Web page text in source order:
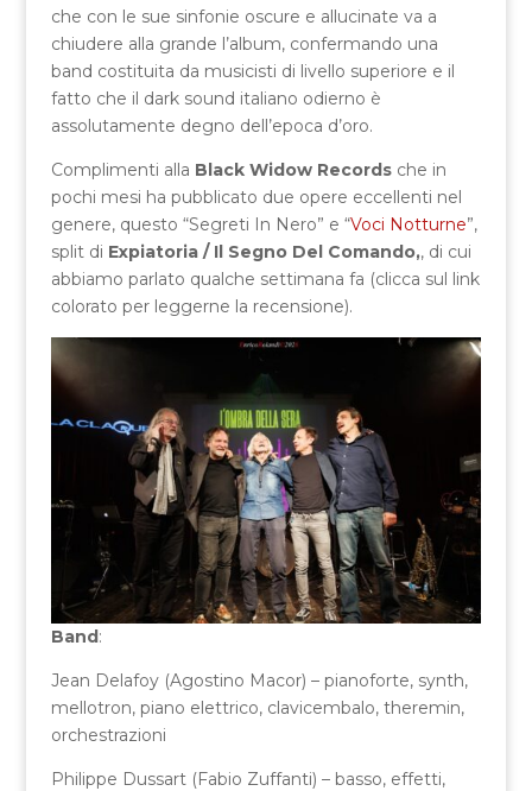
che con le sue sinfonie oscure e allucinate va a
chiudere alla grande l’album, confermando una
band costituita da musicisti di livello superiore e il
fatto che il dark sound italiano odierno è
assolutamente degno dell’epoca d’oro.
Complimenti alla Black Widow Recordsche in
pochi mesi ha pubblicato due opere eccellenti nel
genere, questo “Segreti In Nero” e “Voci Notturne”,
split di Expiatoria / Il Segno Del Comando,, di cui
abbiamo parlato qualche settimana fa (clicca sul link
colorato per leggerne la recensione).
Band:
Jean Delafoy (Agostino Macor) – pianoforte, synth,
mellotron, piano elettrico, clavicembalo, theremin,
orchestrazioni
Philippe Dussart (Fabio Zuffanti) – basso, effetti,